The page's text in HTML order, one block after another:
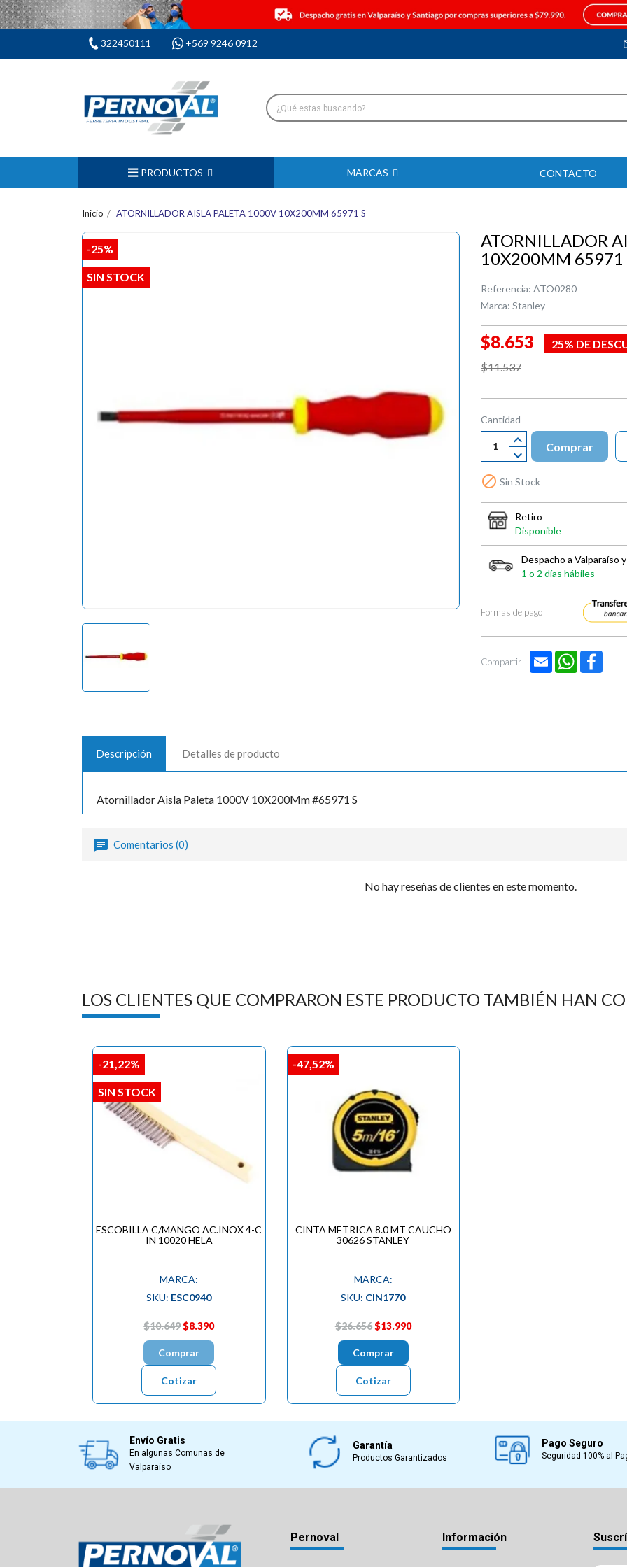
322450111 +569 9246 0912
PRODUCTOS MARCAS CONTACTO
Inicio ATORNILLADOR AISLA PALETA 1000V 10X200MM 65971 S
-25%
SIN STOCK
ATORNILLADOR
10X200MM 65971
Referencia: ATO0280
Marca: Stanley
$8.653
25% DE
$11.537
Cantidad
Comprar
 Sin Stock
Retiro
Disponible
Despacho a Valparaíso
1 o 2 días hábiles
Formas de pago
Compartir Email WhatsApp
Descripción Detalles de producto
Atornillador Aisla Paleta 1000V 10X200Mm #65971 S
Comentarios (0)
No hay reseñas de clientes en este momento.
LOS CLIENTES QUE COMPRARON ESTE PRODUCTO TAMBIÉN HAN
ESCOBILLA C/MANGO AC.INOX 4-C
IN 10020 HELA
MARCA:
SKU: ESC0940
$10.649$8.390
Comprar
Cotizar
-21,22%
SIN STOCK
CINTA METRICA 8.0 MT CAUCHO
30626 STANLEY
MARCA:
SKU: CIN1770
$26.656$13.990
Comprar
Cotizar
-47,52%
Envío Gratis
En algunas Comunas de
Valparaíso
Garantía
Productos Garantizados
Pago Seguro
Seguridad 100% al
Pernoval Información